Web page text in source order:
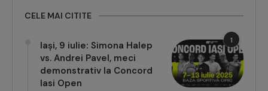
CELE MAI CITITE
1
Iași, 9 iulie: Simona Halep
vs. Andrei Pavel, meci
demonstrativ la Concord
Iasi Open